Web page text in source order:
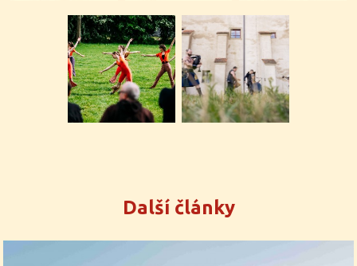
Další články